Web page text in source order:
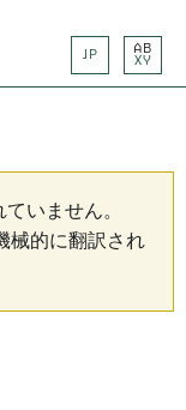
JP
AB
XY
いません。
械的に翻訳され